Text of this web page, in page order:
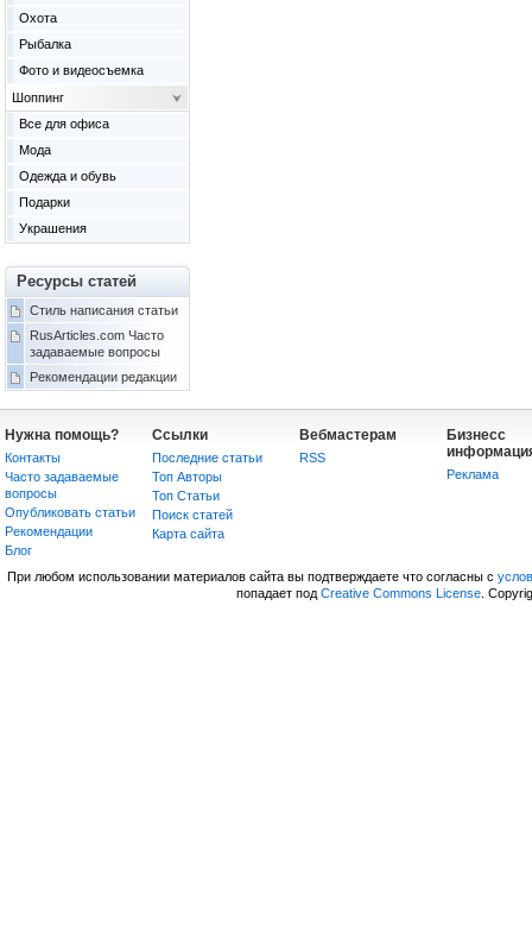
Охота
Рыбалка
Фото и видеосъемка
Шоппинг
Все для офиса
Мода
Одежда и обувь
Подарки
Украшения
Ресурсы статей
Стиль написания статьи
RusArticles.com Часто
задаваемые вопросы
Рекомендации редакции
Нужна помощь?
Контакты
Часто задаваемые
вопросы
Опубликовать статьи
Рекомендации
Блог
Ссылки
Последние статьи
Топ Авторы
Топ Статьи
Поиск статей
Карта сайта
Вебмастерам
RSS
Бизнесс
Реклама
При любом использовании материалов сайта вы подтверждаете что согласны с
попадает под Creative Commons License.